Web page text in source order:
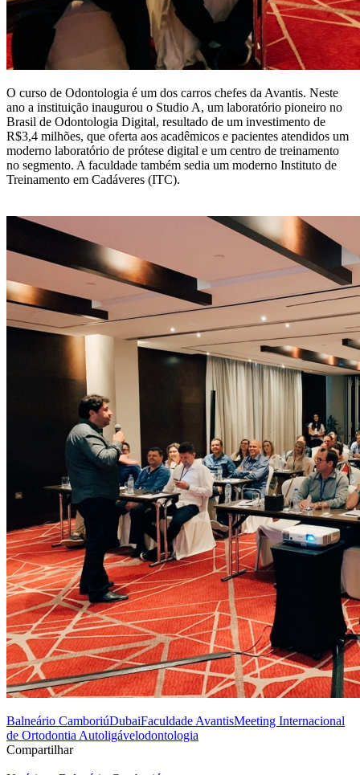
O curso de Odontologia é um dos carros chefes da Avantis. Neste
ano a instituição inaugurou o Studio A, um laboratório pioneiro no
Brasil de Odontologia Digital, resultado de um investimento de
R$3,4 milhões, que oferta aos acadêmicos e pacientes atendidos um
moderno laboratório de prótese digital e um centro de treinamento
no segmento. A faculdade também sedia um moderno Instituto de
Treinamento em Cadáveres (ITC).
Balneário CamboriúDubaiFaculdade AvantisMeeting Internacional
de Ortodontia Autoligávelodontologia
Compartilhar